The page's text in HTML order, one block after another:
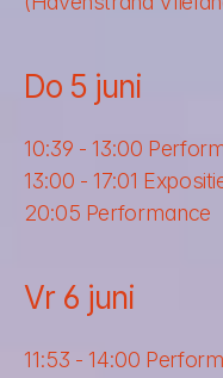
Do 5 juni
10:39 - 13:00
13:00 - 17:01
20:05 Performance
Vr 6 juni
11:53 - 14:00